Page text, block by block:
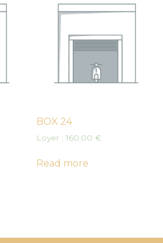
BOX 24
Loyer :160,00€
Read more